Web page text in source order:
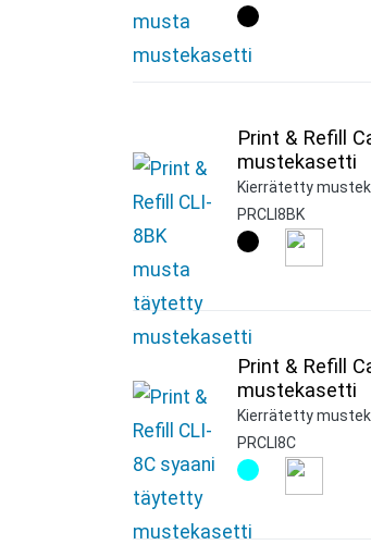
Print & Refill
mustekasetti
Kierrätetty
PRCLI8BK
Print & Refill
mustekasetti
Kierrätetty
PRCLI8C